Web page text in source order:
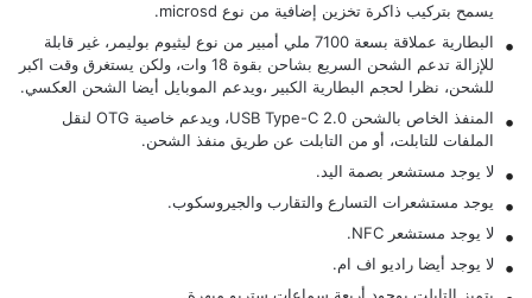
يسمح بتركيب ذاكرة تخزين إضافية من نوع microsd.
البطارية عملاقة بسعة 7100 ملي أمبير من نوع ليثيوم بوليمر، غير قابلة
للإزالة تدعم الشحن السريع بشاحن بقوة 18 وات، ولكن يستغرق وقت اكبر
للشحن، نظرا لحجم البطارية الكبير ،ويدعم الموبايل أيضا الشحن العكسي.
المنفذ الخاص بالشحن USB Type-C 2.0، ويدعم خاصية OTG لنقل
الملفات للتابلت، أو من التابلت عن طريق منفذ الشحن.
لا يوجد مستشعر بصمة اليد.
يوجد مستشعرات التسارع والتقارب والجيروسكوب.
لا يوجد مستشعر NFC.
لا يوجد أيضا راديو اف ام.